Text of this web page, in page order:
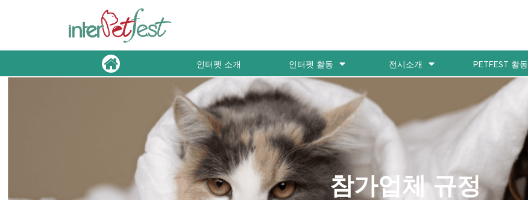
인터펫 소개 인터펫 활동 전시소개 PETFEST 활동
참가업체 규정